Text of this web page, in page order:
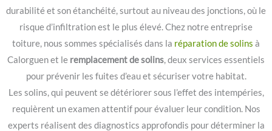
durabilité et son étanchéité, surtout au niveau des jonctions, où le
risque d’infiltration est le plus élevé. Chez notre entreprise
toiture, nous sommes spécialisés dans la réparation de solins à
Calorguen et le remplacement de solins, deux services essentiels
pour prévenir les fuites d’eau et sécuriser votre habitat.
Les solins, qui peuvent se détériorer sous l’effet des intempéries,
requièrent un examen attentif pour évaluer leur condition. Nos
experts réalisent des diagnostics approfondis pour déterminer la